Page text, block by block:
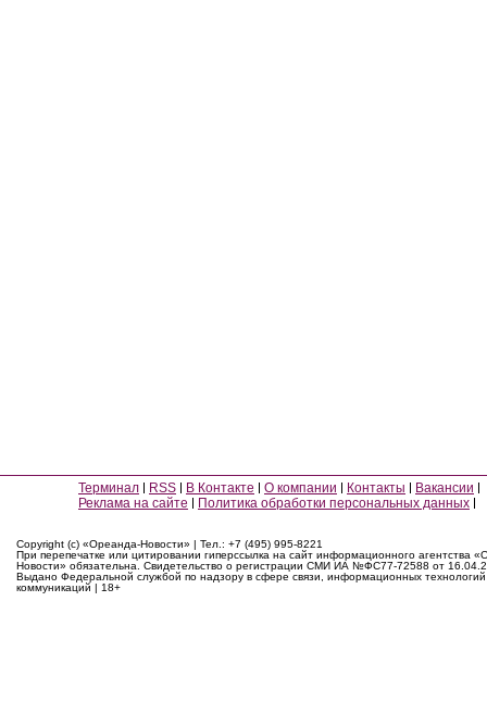
Терминал RSS В Контакте О компании Контакты
Вакансии
Реклама на сайте
Политика обработки персональных данных
Copyright (c) «Ореанда-Новости» | Тел.: +7 (495) 995-8221
При перепечатке или цитировании гиперссылка на сайт информационного агентства
Новости» обязательна. Свидетельство о регистрации СМИ ИА №ФС77-72588 от
Выдано Федеральной службой по надзору в сфере связи, информационных
коммуникаций | 18+